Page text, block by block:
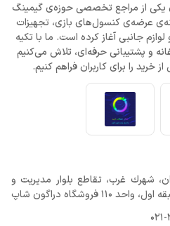
سال 1396 به‌عنوان یکی از مراجع تخصصی حوزه‌ی گیمینگ
عرضه‌ی کنسول‌های بازی، تجهیزات
جانبی آغاز کرده است. ما با تکیه
و پشتیبانی حرفه‌ای، تلاش می‌کنیم
را برای کاربران فراهم کنیم.
شهرك غرب، تقاطع بلوار مدیریت و
فروشگاه دراگون شاپ